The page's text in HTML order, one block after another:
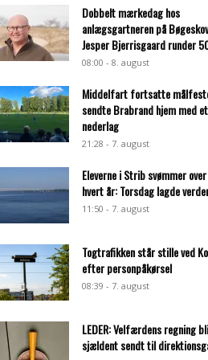
Dobbelt mærkedag hos
anlægsgartneren på
Jesper Bjerrisgaard runder
08:00 - 8. august
Middelfart fortsatte
sendte Brabrand hjem med
nederlag
21:28 - 7. august
Eleverne i Strib svømmer
hvert år: Torsdag lagde
11:50 - 7. august
Togtrafikken står stille ved
efter personpåkørsel
08:39 - 7. august
LEDER: Velfærdens regning
sjældent sendt til